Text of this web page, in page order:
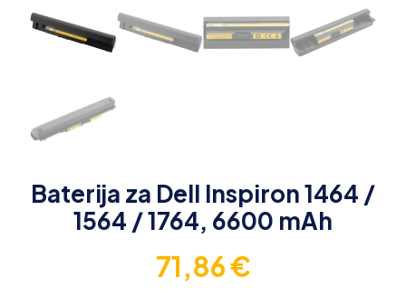
Baterija za Dell Inspiron 1464 /
1564 / 1764, 6600 mAh
71,86€